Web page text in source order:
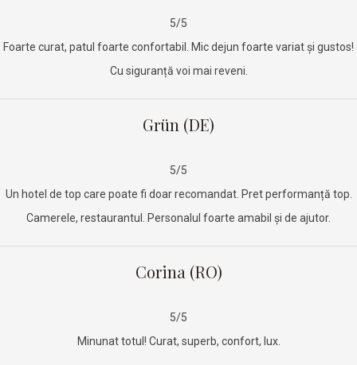
5/5
Foarte curat, patul foarte confortabil. Mic dejun foarte variat și gustos!
Cu siguranță voi mai reveni.
Grün (DE)
5/5
Un hotel de top care poate fi doar recomandat. Pret performanță top.
Camerele, restaurantul. Personalul foarte amabil și de ajutor.
Corina (RO)
5/5
Minunat totul! Curat, superb, confort, lux.